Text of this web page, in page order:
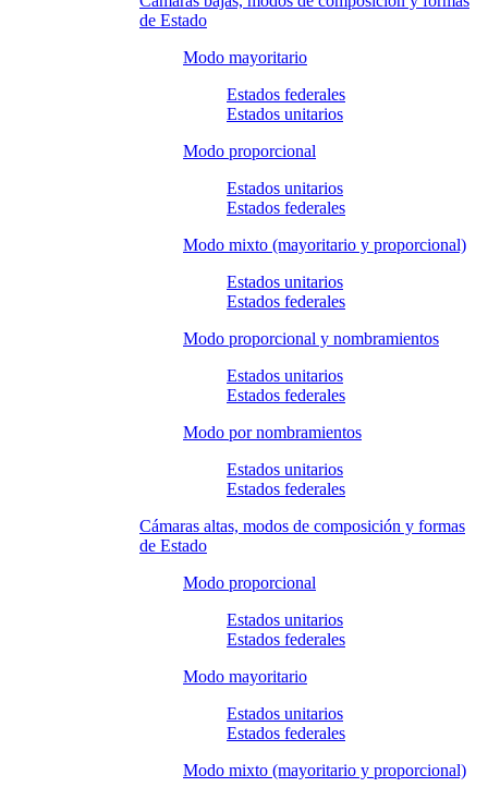
de Estado
Modo mayoritario
Estados federales
Estados unitarios
Modo proporcional
Estados unitarios
Estados federales
Modo mixto (mayoritario y proporcional)
Estados unitarios
Estados federales
Modo proporcional y nombramientos
Estados unitarios
Estados federales
Modo por nombramientos
Estados unitarios
Estados federales
Cámaras altas, modos de composición y formas
de Estado
Modo proporcional
Estados unitarios
Estados federales
Modo mayoritario
Estados unitarios
Estados federales
Modo mixto (mayoritario y proporcional)